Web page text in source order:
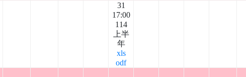
31
17:00
114
上半
年
xls
odf